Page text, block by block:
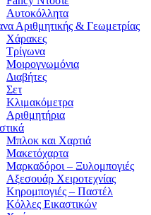
Αυτοκόλλητα
Αριθμητικής & Γεωμετρίας
Χάρακες
Τρίγωνα
Mοιρογνωμόνια
Διαβήτες
Σετ
Κλιμακόμετρα
Αριθμητήρια
Μπλοκ και Χαρτιά
Μακετόχαρτα
Μαρκαδόροι – Ξυλομπογιές
Αξεσουάρ Χειροτεχνίας
Κηρομπογιές – Παστέλ
Κόλλες Εικαστικών